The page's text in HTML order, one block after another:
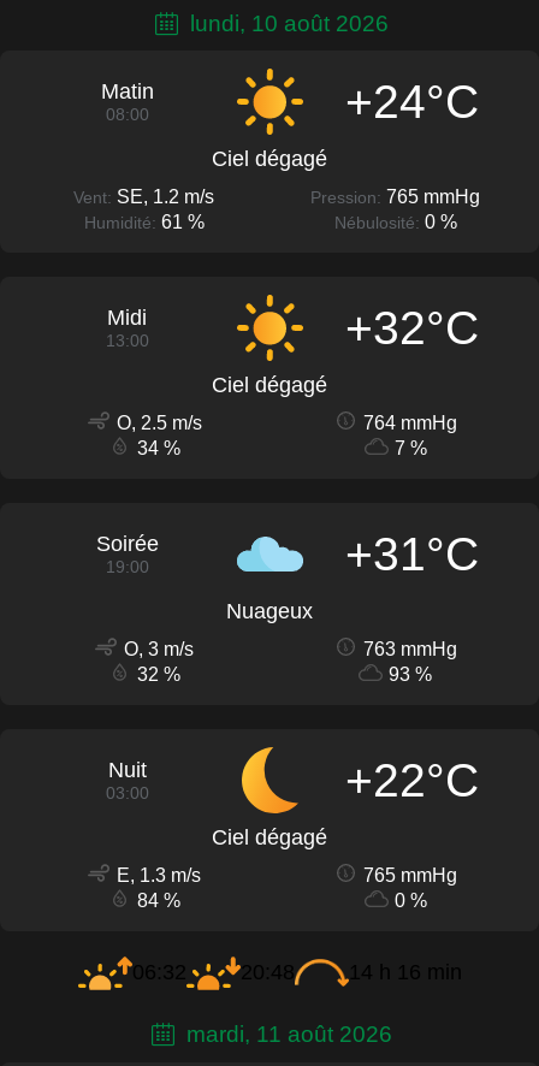
lundi, 10 août 2026
Matin
08:00 +24°C
Ciel dégagé
Vent: SE, 1.2 m/s Pression: 765 mmHg
Humidité: 61 % Nébulosité: 0 %
Midi
13:00 +32°C
Ciel dégagé
O, 2.5 m/s
764 mmHg
34 %
7 %
Soirée
19:00 +31°C
Nuageux
O, 3 m/s
763 mmHg
32 %
93 %
Nuit
03:00 +22°C
Ciel dégagé
E, 1.3 m/s
765 mmHg
84 %
0 %
06:32 20:48 14 h 16 min
mardi, 11 août 2026